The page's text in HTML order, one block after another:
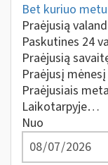
Bet kuriuo metu
Praėjusią
Paskutines 24
Praėjusią
Praėjusį mėnesį
Praėjusiais
Laikotarpyje…
Nuo